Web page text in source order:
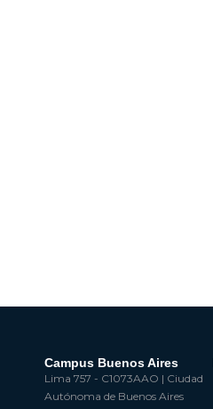
Campus Buenos Aires
Lima 757 - C1073AAO | Ciudad
Autónoma de Buenos Aires